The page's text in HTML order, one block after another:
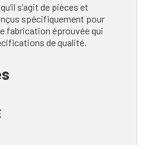
s’agit de pièces et
spécifiquement pour
fabrication éprouvée qui
de qualité.